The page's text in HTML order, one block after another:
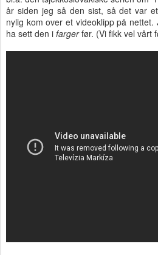
år siden jeg så den sist, så det var
nylig kom over et videoklipp på
ha sett den i fargerfør. (Vi fikk vel vårt